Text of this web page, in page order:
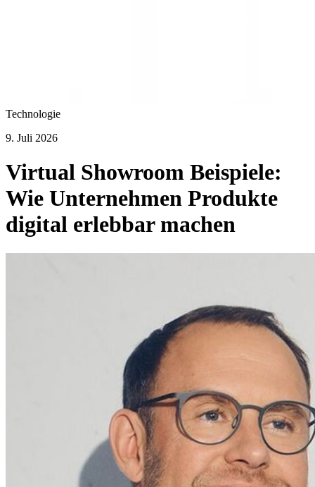
Technologie
9. Juli 2026
Virtual Showroom Beispiele:
Wie Unternehmen Produkte
digital erlebbar machen